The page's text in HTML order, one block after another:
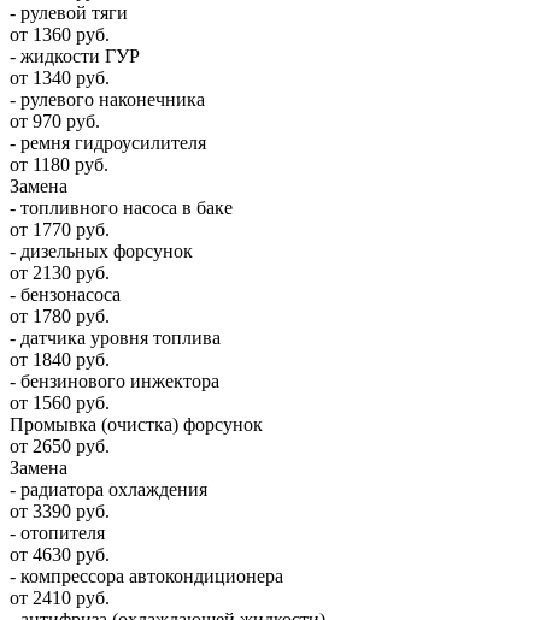
- рулевой тяги
от 1360 руб.
- жидкости ГУР
от 1340 руб.
- рулевого наконечника
от 970 руб.
- ремня гидроусилителя
от 1180 руб.
Замена
- топливного насоса в баке
от 1770 руб.
- дизельных форсунок
от 2130 руб.
- бензонасоса
от 1780 руб.
- датчика уровня топлива
от 1840 руб.
- бензинового инжектора
от 1560 руб.
Промывка (очистка) форсунок
от 2650 руб.
Замена
- радиатора охлаждения
от 3390 руб.
- отопителя
от 4630 руб.
- компрессора автокондиционера
от 2410 руб.